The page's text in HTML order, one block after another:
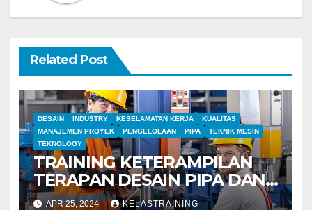
Related Post
DESAIN INDUSTRY KESELAMATAN KERJA
KUALITAS
MANAJEMEN PROYEK
PENGELOLAAN PIPA
TEKNIK MESIN
TEKNOLOGY
TRAINING KETERAMPILAN
TERAPAN DESAIN PIPA DAN
ALAT UKUR
APR 25, 2024 KELASTRAINING